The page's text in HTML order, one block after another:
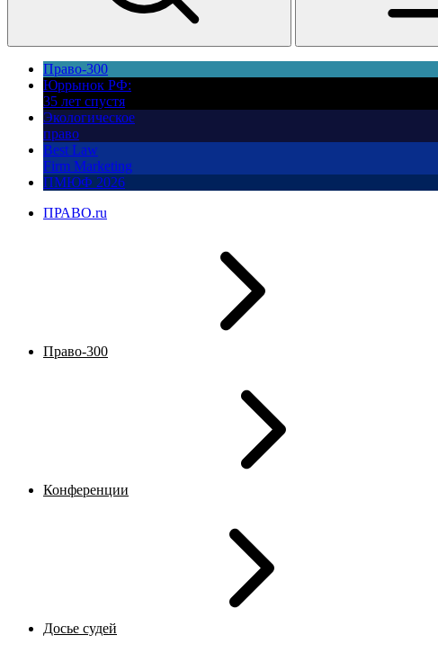
Право-300
Юррынок РФ:
35 лет спустя
Экологическое
право
Best Law
Firm Marketing
ПМЮФ 2026
ПРАВО.ru
Право-300
Конференции
Досье судей